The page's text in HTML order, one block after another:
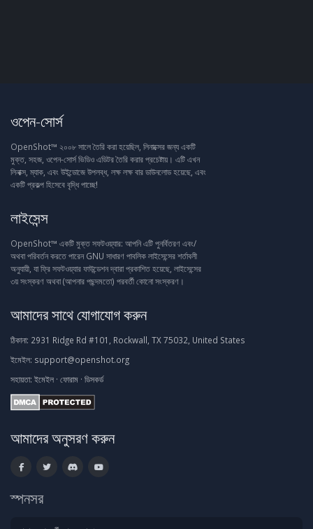
ওপেন-সোর্স
OpenShot™ ২০০৮ সালে তৈরি করা হয়েছিল, লিনাক্সের জন্য একটি
মুক্ত, সহজ, ওপেন-সোর্স ভিডিও এডিটর তৈরি করার প্রচেষ্টায়। এটি এখন
লিনাক্স, ম্যাক, এবং উইন্ডোজে উপলব্ধ, লক্ষ লক্ষ বার ডাউনলোড হয়েছে, এবং
একটি প্রকল্প হিসেবে বৃদ্ধি পাচ্ছে!
লাইসেন্স
OpenShot™ একটি মুক্ত সফটওয়্যার: আপনি এটি পুনর্বিতরণ এবং/
অথবা পরিবর্তন করতে পারেন GNU সাধারণ পাবলিক লাইসেন্সের শর্তাবলী
অনুযায়ী, যা ফ্রি সফটওয়্যার ফাউন্ডেশন দ্বারা প্রকাশিত হয়েছে, লাইসেন্সের
৩য় সংস্করণ অথবা (আপনার পছন্দমতো) পরবর্তী কোনো সংস্করণ।
আমাদের সাথে যোগাযোগ করুন
ঠিকানা: 2931 Ridge Rd #101, Rockwall, TX 75032, United States
ইমেইল: support@openshot.org
সহায়তা: ইমেইল · ফোরাম · ডিসকর্ড
আমাদের অনুসরণ করুন
স্পনসর